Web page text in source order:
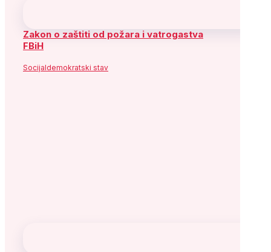
Zakon o zaštiti od požara i vatrogastva
FBiH
Socijaldemokratski stav